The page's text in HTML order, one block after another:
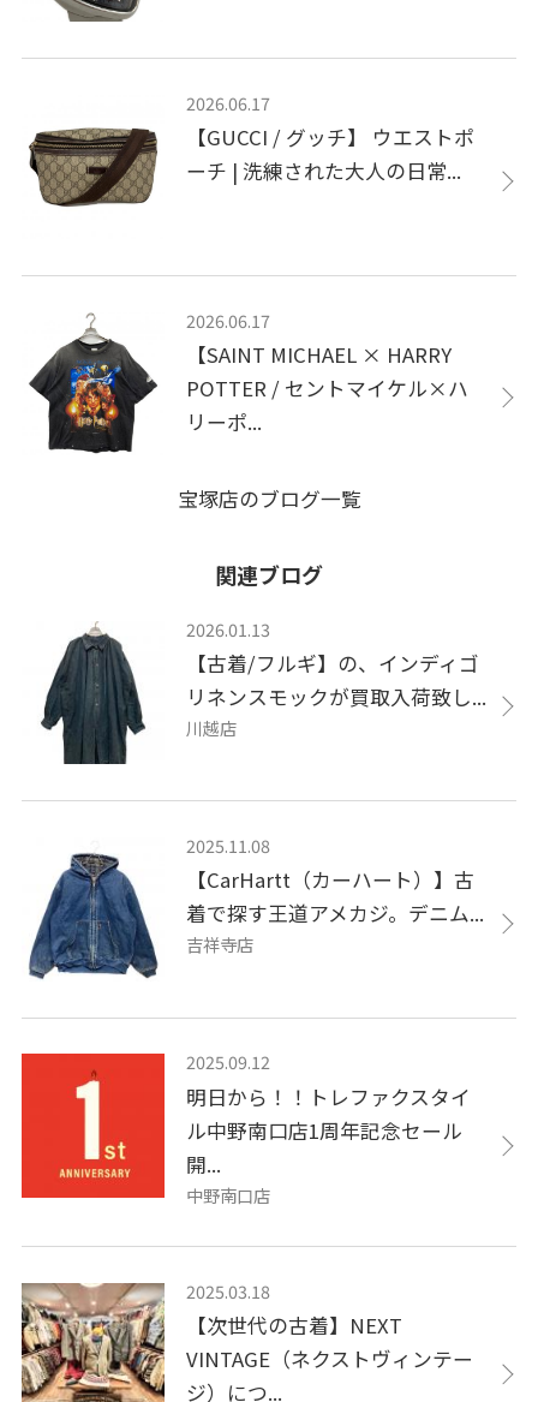
2026.06.17
【GUCCI / グッチ】 ウエストポ
ーチ | 洗練された大人の日常...
2026.06.17
【SAINT MICHAEL × HARRY
POTTER / セントマイケル×ハ
リーポ...
宝塚店のブログ一覧
関連ブログ
2026.01.13
【古着/フルギ】の、インディゴ
リネンスモックが買取入荷致し...
川越店
2025.11.08
【CarHartt（カーハート）】古
着で探す王道アメカジ。デニム...
吉祥寺店
2025.09.12
明日から！！トレファクスタイ
ル中野南口店1周年記念セール
開...
中野南口店
2025.03.18
【次世代の古着】NEXT
VINTAGE（ネクストヴィンテー
ジ）につ...